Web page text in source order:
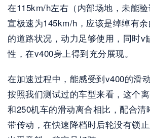
在115km/h左右（内部场地，未能
宣极速为145km/h，应该是绰绰有
的道路状况，动力足够使用，同时v
性，在v400身上得到充分展现。
在加速过程中，能感受到v400的滑
按照我们测试过的车型来看，这个
和250机车的滑动离合相比，配合清
带传动，在快速降档时后轮没有锁